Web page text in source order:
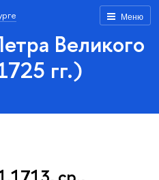
Меню
Великого
гг.)